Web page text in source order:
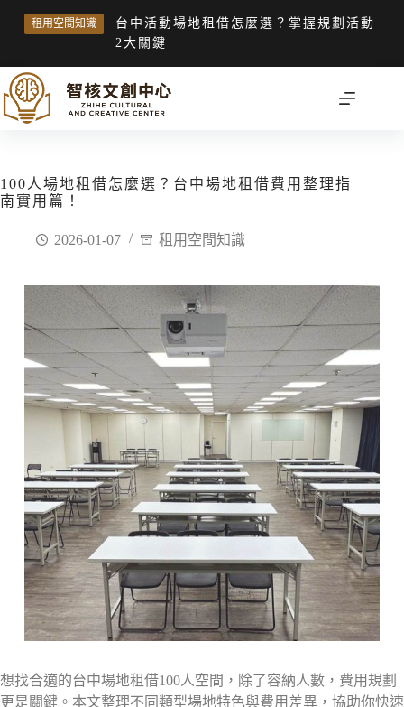
租用空間知識
台中活動場地租借怎麼選？掌握規劃活動
2大關鍵
100人場地租借怎麼選？台中場地租借費用整理指
南實用篇！
2026-01-07 租用空間知識
想找合適的台中場地租借100人空間，除了容納人數，費用規劃
更是關鍵。本文整理不同類型場地特色與費用差異，協助你快速